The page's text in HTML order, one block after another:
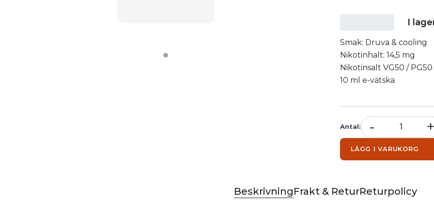
I
Smak: Druva & cooling
Nikotinhalt: 14,5 mg
Nikotinsalt VG50 / PG50
10 ml e-vätska
Antal: -
LÄGG I VARUKORG
BeskrivningFrakt & ReturReturpolicy